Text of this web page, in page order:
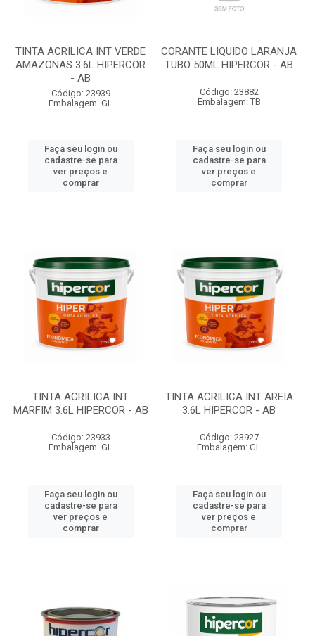
TINTA ACRILICA INT VERDE
AMAZONAS 3.6L HIPERCOR
- AB
Código: 23939
Embalagem: GL
Faça seu login ou
cadastre-se para
ver preços e
comprar
CORANTE LIQUIDO LARANJA
TUBO 50ML HIPERCOR - AB
Código: 23882
Embalagem: TB
Faça seu login ou
cadastre-se para
ver preços e
comprar
TINTA ACRILICA INT
MARFIM 3.6L HIPERCOR - AB
Código: 23933
Embalagem: GL
Faça seu login ou
cadastre-se para
ver preços e
comprar
TINTA ACRILICA INT AREIA
3.6L HIPERCOR - AB
Código: 23927
Embalagem: GL
Faça seu login ou
cadastre-se para
ver preços e
comprar